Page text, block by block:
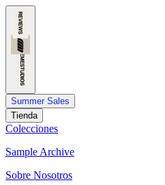
Summer Sales
Tienda
Colecciones
Sample Archive
Sobre Nosotros